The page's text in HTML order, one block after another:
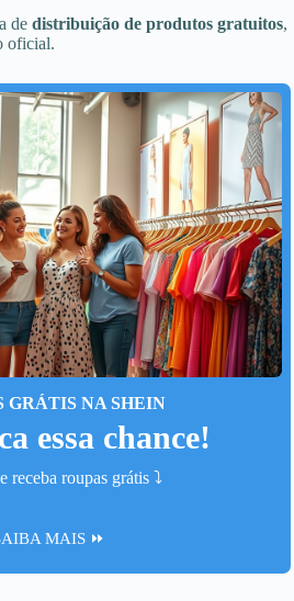
de distribuição de produtos gratuitos,
oficial.
GRÁTIS NA SHEIN
essa chance!
receba roupas grátis ⤵️
MAIS ⏩